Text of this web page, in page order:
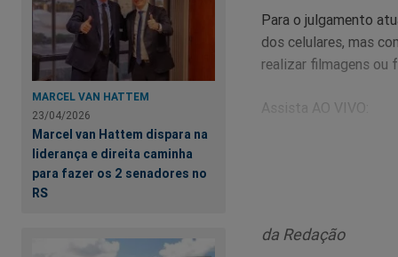
MARCEL VAN HATTEM
23/04/2026
Marcel van Hattem dispara na
liderança e direita caminha
para fazer os 2 senadores no
RS
Para o julgamento
dos celulares, mas
realizar filmagens ou
Assista AO VIVO:
da Redação